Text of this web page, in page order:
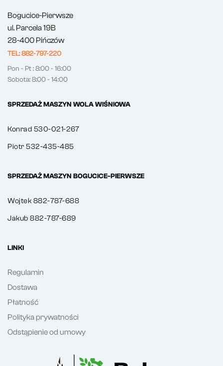
Bogucice-Pierwsze
ul. Parcela 19B
28-400 Pińczów
TEL: 882-797-220
Pon - Pt : 8:00 - 16:00
Sobota: 8:00 - 14:00
SPRZEDAŻ MASZYN WOLA WIŚNIOWA
Konrad 530-021-267
Piotr 532-435-485
SPRZEDAŻ MASZYN BOGUCICE-PIERWSZE
Wojtek 882-787-688
Jakub 882-787-689
LINKI
Regulamin
Dostawa
Płatność
Polityka prywatności
Odstąpienie od umowy